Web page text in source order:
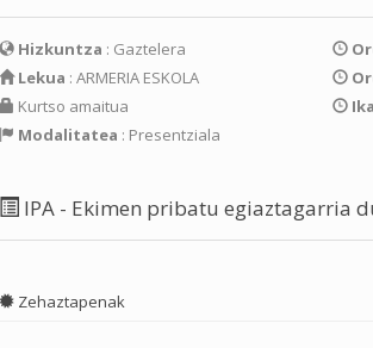
Hizkuntza : Gaztelera
Lekua : ARMERIA ESKOLA
Kurtso amaitua
Modalitatea : Presentziala
IPA - Ekimen pribatu egiaztagarria
Zehaztapenak